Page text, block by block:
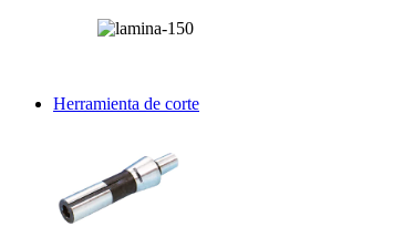
Herramienta de corte